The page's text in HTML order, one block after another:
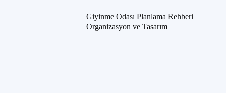
Giyinme Odası Planlama Rehberi |
Organizasyon ve Tasarım